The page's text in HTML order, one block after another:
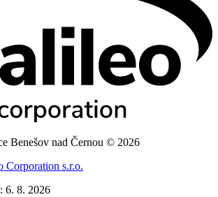
Benešov nad Černou © 2026
Corporation s.r.o.
6. 8. 2026